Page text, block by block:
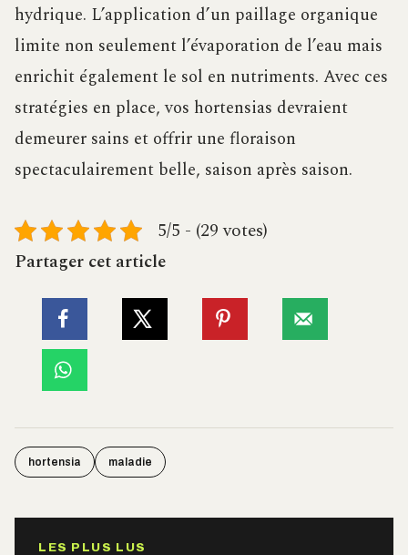
hydrique. L’application d’un paillage organique
limite non seulement l’évaporation de l’eau mais
enrichit également le sol en nutriments. Avec ces
stratégies en place, vos hortensias devraient
demeurer sains et offrir une floraison
spectaculairement belle, saison après saison.
5/5 - (29 votes)
Partager cet article
hortensia maladie
LES PLUS LUS